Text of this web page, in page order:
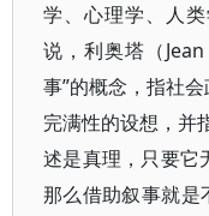
学、心理学、人
说，利奥塔（
事”的概念，指社
完满性的设想，并
述是真理，只要它
那么借助叙事就是